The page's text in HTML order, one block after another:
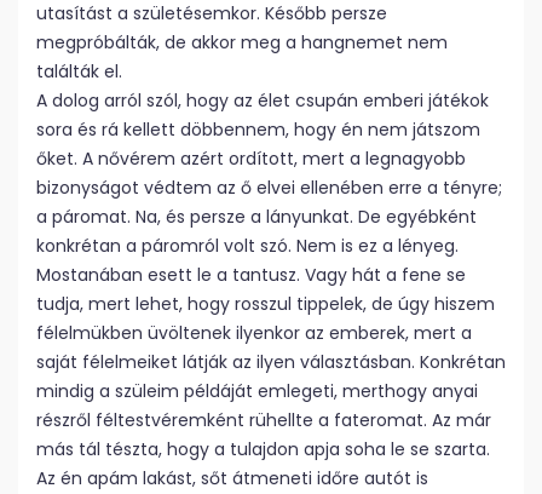
utasítást a születésemkor. Később persze
megpróbálták, de akkor meg a hangnemet nem
találták el.
A dolog arról szól, hogy az élet csupán emberi játékok
sora és rá kellett döbbennem, hogy én nem játszom
őket. A nővérem azért ordított, mert a legnagyobb
bizonyságot védtem az ő elvei ellenében erre a tényre;
a páromat. Na, és persze a lányunkat. De egyébként
konkrétan a páromról volt szó. Nem is ez a lényeg.
Mostanában esett le a tantusz. Vagy hát a fene se
tudja, mert lehet, hogy rosszul tippelek, de úgy hiszem
félelmükben üvöltenek ilyenkor az emberek, mert a
saját félelmeiket látják az ilyen választásban. Konkrétan
mindig a szüleim példáját emlegeti, merthogy anyai
részről féltestvéremként rühellte a fateromat. Az már
más tál tészta, hogy a tulajdon apja soha le se szarta.
Az én apám lakást, sőt átmeneti időre autót is